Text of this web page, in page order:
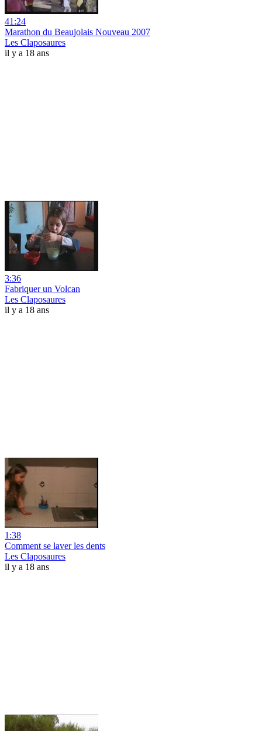
41:24
Marathon du Beaujolais Nouveau 2007
Les Claposaures
il y a 18 ans
3:36
Fabriquer un Volcan
Les Claposaures
il y a 18 ans
1:38
Comment se laver les dents
Les Claposaures
il y a 18 ans